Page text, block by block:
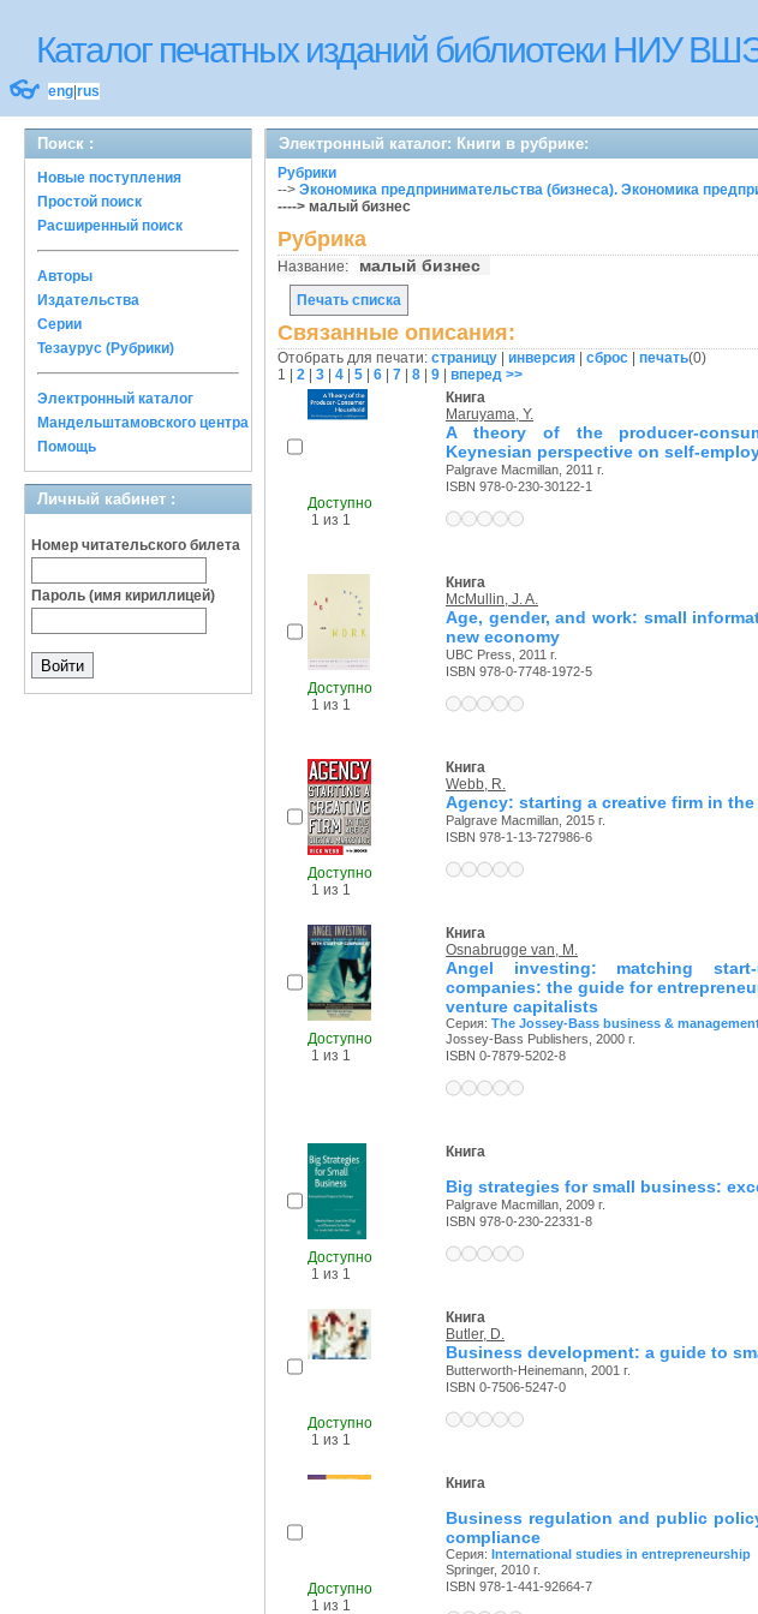
Каталог печатных изданий библиотеки НИУ
👓 eng rus
Поиск :
Новые поступления
Простой поиск
Расширенный поиск
Авторы
Издательства
Серии
Тезаурус (Рубрики)
Электронный каталог
Мандельштамовского центра
Помощь
Личный кабинет :
Номер читательского билета
Пароль (имя кириллицей)
Электронный каталог: Книги в рубрике:
Рубрики
--> Экономика предпринимательства (бизнеса). Экономика
----> малый бизнес
Рубрика
Название: малый бизнес
Печать списка
Связанные описания:
Отобрать для печати: страницу инверсия сброс печать(0)
1
2 3 4 5 6 7 8 9 вперед >>
Доступно
1 из 1
Книга
Maruyama, Y.
A theory of the producer-
Keynesian perspective on self-
Palgrave Macmillan, 2011 г.
ISBN 978-0-230-30122-1
Доступно
1 из 1
Книга
McMullin, J. A.
Age, gender, and work: small
new economy
UBC Press, 2011 г.
ISBN 978-0-7748-1972-5
Доступно
1 из 1
Книга
Webb, R.
Agency: starting a creative firm in
Palgrave Macmillan, 2015 г.
ISBN 978-1-13-727986-6
Доступно
1 из 1
Книга
Osnabrugge van, M.
Angel investing: matching
companies: the guide for
venture capitalists
Серия: The Jossey-Bass business &
Jossey-Bass Publishers, 2000 г.
ISBN 0-7879-5202-8
Доступно
1 из 1
Книга
Big strategies for small business:
Palgrave Macmillan, 2009 г.
ISBN 978-0-230-22331-8
Доступно
1 из 1
Книга
Butler, D.
Business development: a guide to
Butterworth-Heinemann, 2001 г.
ISBN 0-7506-5247-0
Доступно
1 из 1
Книга
Business regulation and public
compliance
Серия: International studies in entrepreneurship
Springer, 2010 г.
ISBN 978-1-441-92664-7